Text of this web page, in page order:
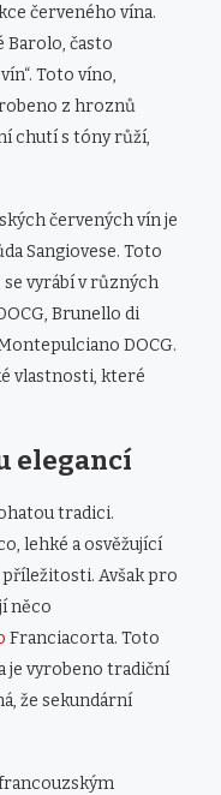
červeného vína.
Barolo, často
Toto víno,
z hroznů
chutí s tóny růží,
červených vín je
Sangiovese. Toto
vyrábí v různých
Brunello di
DOCG.
vlastnosti, které
elegancí
tradici.
lehké a osvěžující
Avšak pro
něco
Franciacorta. Toto
je vyrobeno tradiční
že sekundární